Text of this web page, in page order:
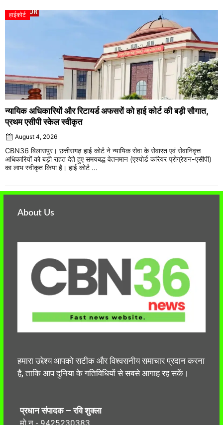
हाईकोर्ट
न्यायिक अधिकारियों और रिटायर्ड अफसरों को हाई कोर्ट की बड़ी सौगात,
प्रथम एसीपी स्केल स्वीकृत
August 4, 2026
CBN36 बिलासपुर। छत्तीसगढ़ हाई कोर्ट ने न्यायिक सेवा के सेवारत एवं सेवानिवृत्त
अधिकारियों को बड़ी राहत देते हुए समयबद्ध वेतनमान (एश्योर्ड करियर प्रोग्रेशन-एसीपी)
का लाभ स्वीकृत किया है। हाई कोर्ट ...
About Us
हमारा उद्देश्य आपको सटीक और विश्वसनीय समाचार प्रदान करना
है, ताकि आप दुनिया के गतिविधियों से सबसे आगाह रह सकें।
प्रधान संपादक – रवि शुक्ला